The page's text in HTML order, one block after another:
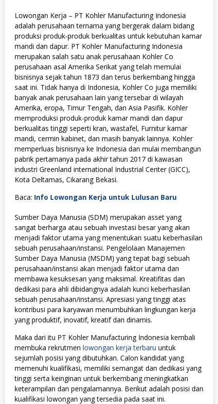
Lowongan Kerja – PT Kohler Manufacturing Indonesia
adalah perusahaan ternama yang bergerak dalam bidang
produksi produk-produk berkualitas untuk kebutuhan kamar
mandi dan dapur. PT Kohler Manufacturing Indonesia
merupakan salah satu anak perusahaan Kohler Co
perusahaan asal Amerika Serikat yang telah memulai
bisnisnya sejak tahun 1873 dan terus berkembang hingga
saat ini. Tidak hanya di Indonesia, Kohler Co juga memiliki
banyak anak perusahaan lain yang tersebar di wilayah
Amerika, eropa, Timur Tengah, dan Asia Pasifik. Kohler
memproduksi produk-produk kamar mandi dan dapur
berkualitas tinggi seperti kran, wastafel, Furnitur kamar
mandi, cermin kabinet, dan masih banyak lainnya. Kohler
memperluas bisnisnya ke Indonesia dan mulai membangun
pabrik pertamanya pada akhir tahun 2017 di kawasan
industri Greenland international Industrial Center (GICC),
Kota Deltamas, Cikarang Bekasi.
Baca: Info Lowongan Kerja untuk Lulusan Baru
Sumber Daya Manusia (SDM) merupakan asset yang
sangat berharga atau sebuah investasi besar yang akan
menjadi faktor utama yang menentukan suatu keberhasilan
sebuah perusahaan/instansi. Pengelolaan Manajemen
Sumber Daya Manusia (MSDM) yang tepat bagi sebuah
perusahaan/instansi akan menjadi faktor utama dan
membawa kesuksesan yang maksimal. Kreatifitas dan
dedikasi para ahli dibidangnya adalah kunci keberhasilan
sebuah perusahaan/instansi. Apresiasi yang tinggi atas
kontribusi para karyawan menumbuhkan lingkungan kerja
yang produktif, inovatif, kreatif dan dinamis.
Maka dari itu PT Kohler Manufacturing Indonesia kembali
membuka rekrutmen lowongan kerja terbaru untuk
sejumlah posisi yang dibutuhkan. Calon kandidat yang
memenuhi kualifikasi, memiliki semangat dan dedikasi yang
tinggi serta keinginan untuk berkembang meningkatkan
keterampilan dan pengalamannya. Berikut adalah posisi dan
kualifikasi lowongan yang tersedia pada saat ini.